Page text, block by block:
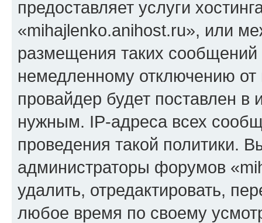
предоставляет услуги
«mihajlenko.anihost.ru», или
размещения таких
немедленному отключению
провайдер будет поставлен в
нужным. IP-адреса всех
проведения такой политики.
администраторы форумов
удалить, отредактировать,
любое время по своему